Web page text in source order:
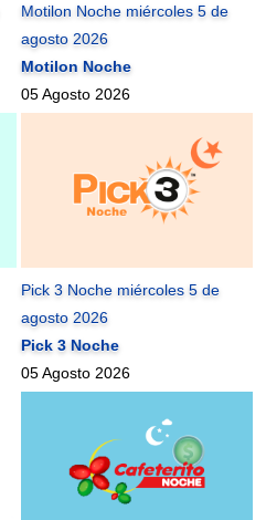
Motilon Noche miércoles 5 de
agosto 2026
Motilon Noche
05 Agosto 2026
Pick 3 Noche miércoles 5 de
agosto 2026
Pick 3 Noche
05 Agosto 2026